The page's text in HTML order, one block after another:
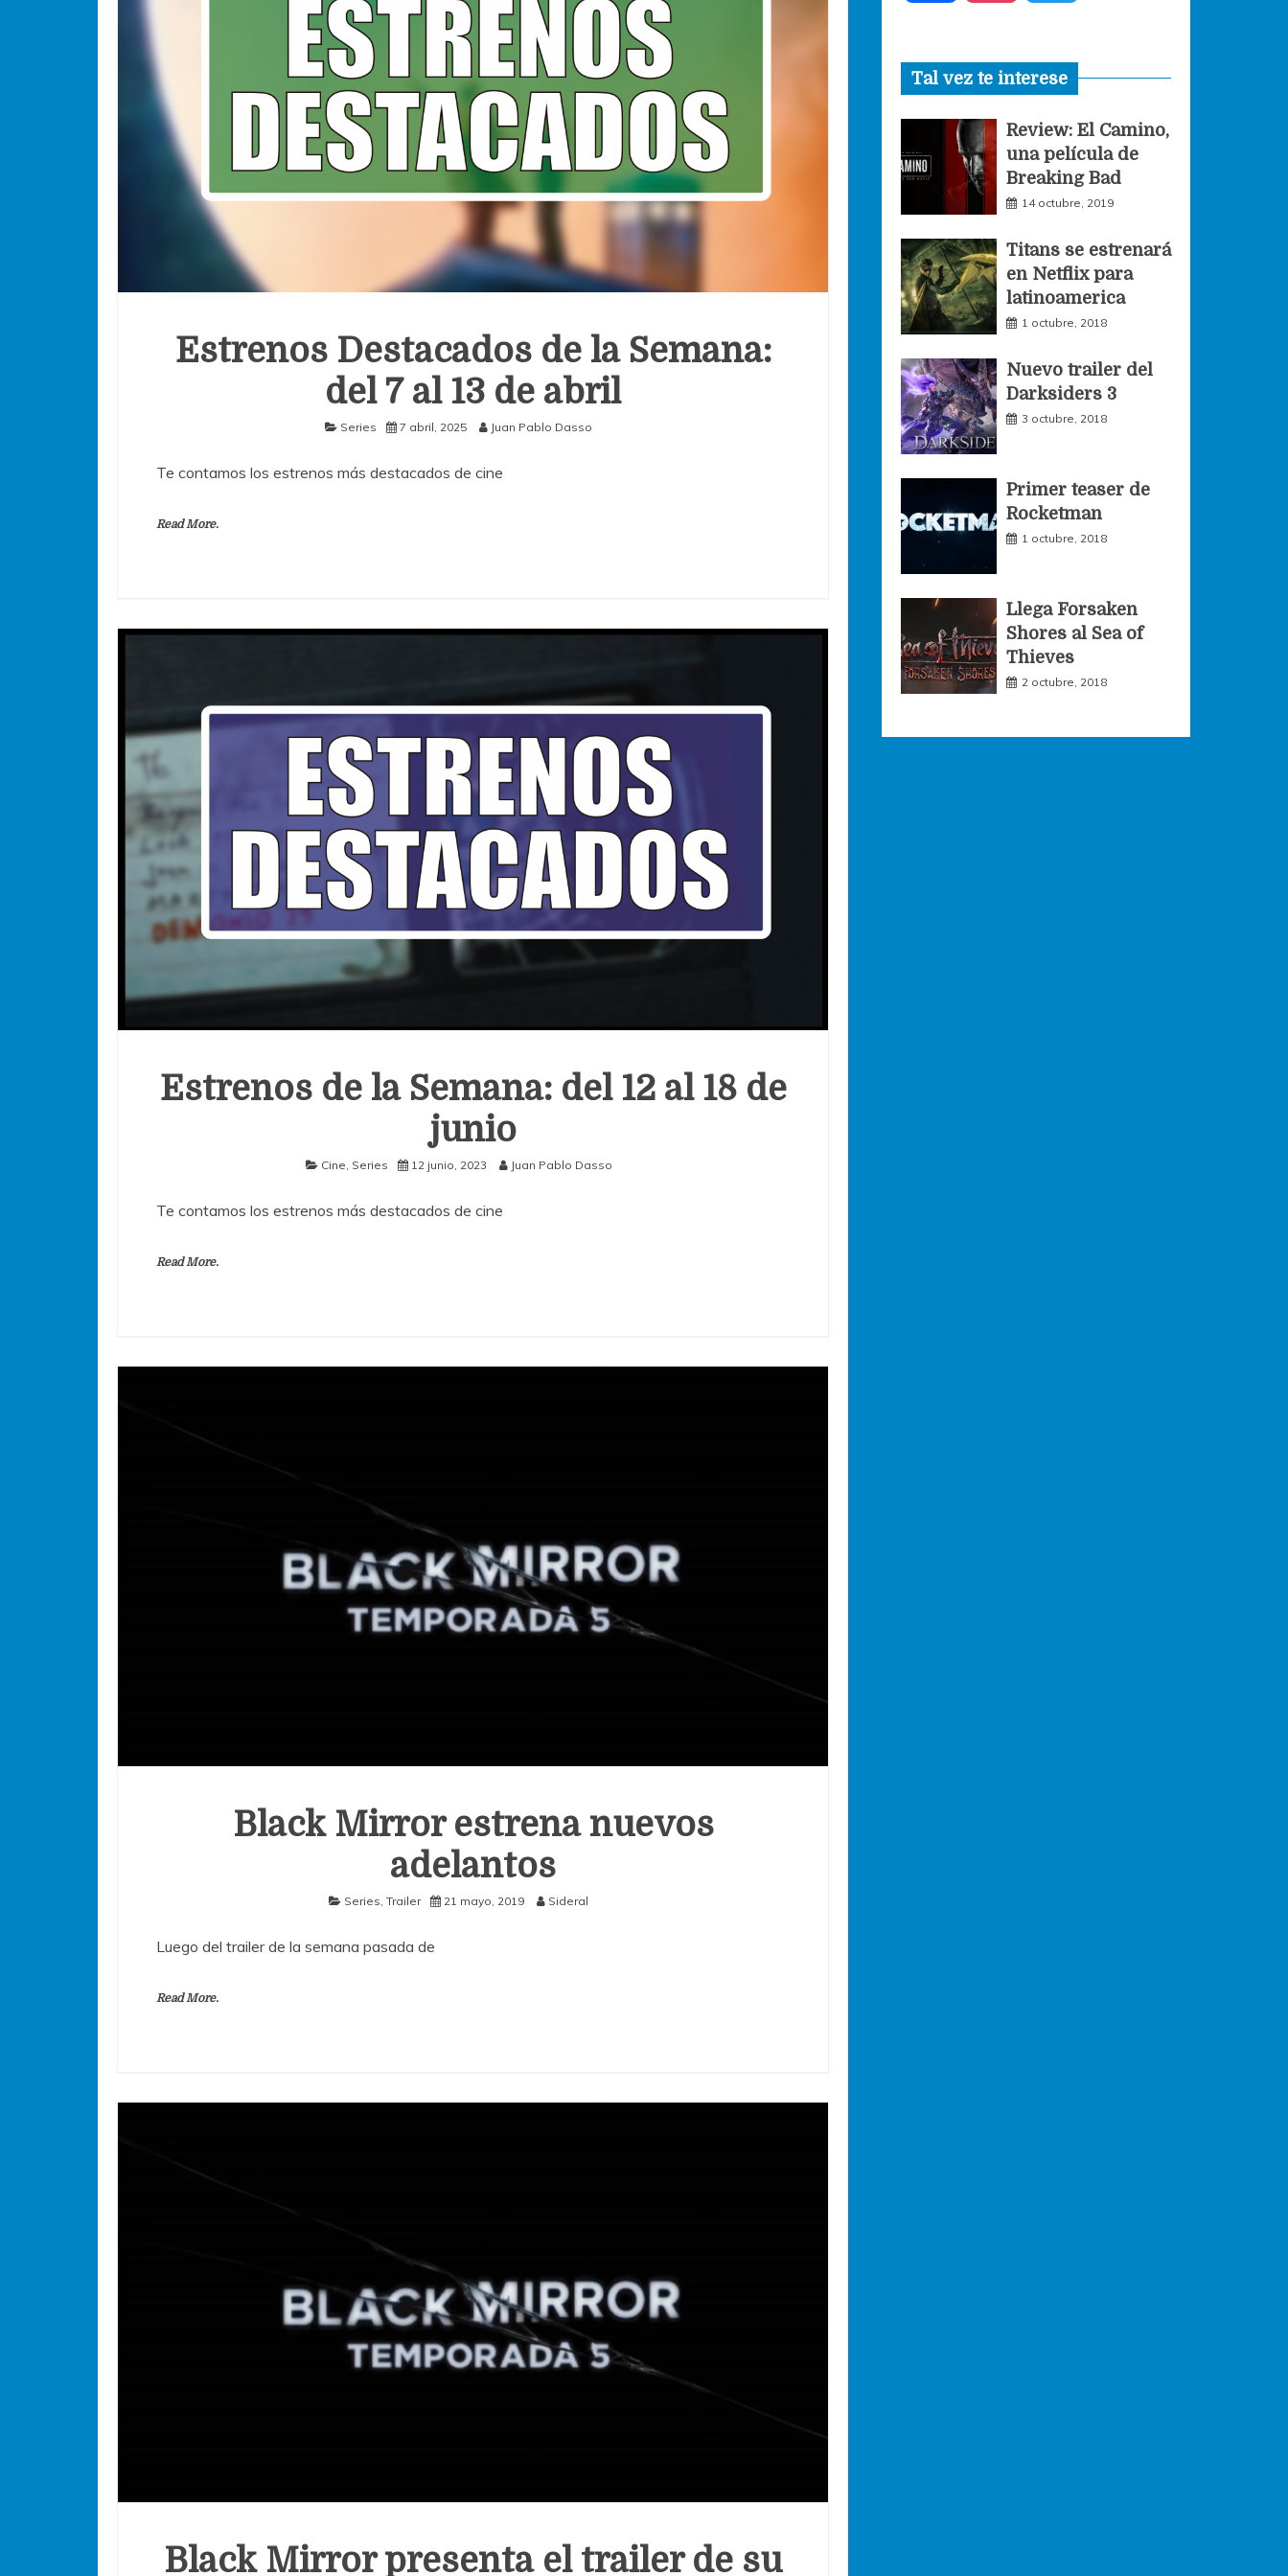
Estrenos Destacados de la Semana:
del 7 al 13 de abril
Series 7 abril, 2025 Juan Pablo Dasso
Te contamos los estrenos más destacados de cine
Read More.
Estrenos de la Semana: del 12 al 18 de
junio
Cine Series 12 junio, 2023 Juan Pablo Dasso
Te contamos los estrenos más destacados de cine
Read More.
Black Mirror estrena nuevos
adelantos
Series, Trailer 21 mayo, 2019 Sideral
Luego del trailer de la semana pasada de
Read More.
Black Mirror presenta el trailer de su
c
e
b
o
o
s
t
a
g
r
m
i
t
t
r
Tal vez te interese
Review: El Camino,
una película de
Breaking Bad
14 octubre, 2019
Titans se estrenará
en Netflix para
latinoamerica
1 octubre, 2018
Nuevo trailer del
Darksiders 3
3 octubre, 2018
Primer teaser de
Rocketman
1 octubre, 2018
Llega Forsaken
Shores al Sea of
Thieves
2 octubre, 2018